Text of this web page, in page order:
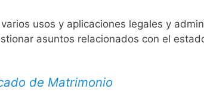
usos y aplicaciones legales y
asuntos relacionados con el
de Matrimonio